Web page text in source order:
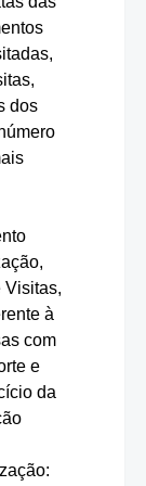
dos
Visitas,
à
com
e
da